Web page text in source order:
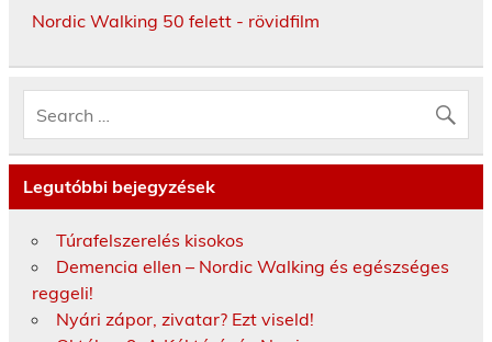
Nordic Walking 50 felett - rövidfilm
Legutóbbi bejegyzések
Túrafelszerelés kisokos
Demencia ellen – Nordic Walking és egészséges
reggeli!
Nyári zápor, zivatar? Ezt viseld!